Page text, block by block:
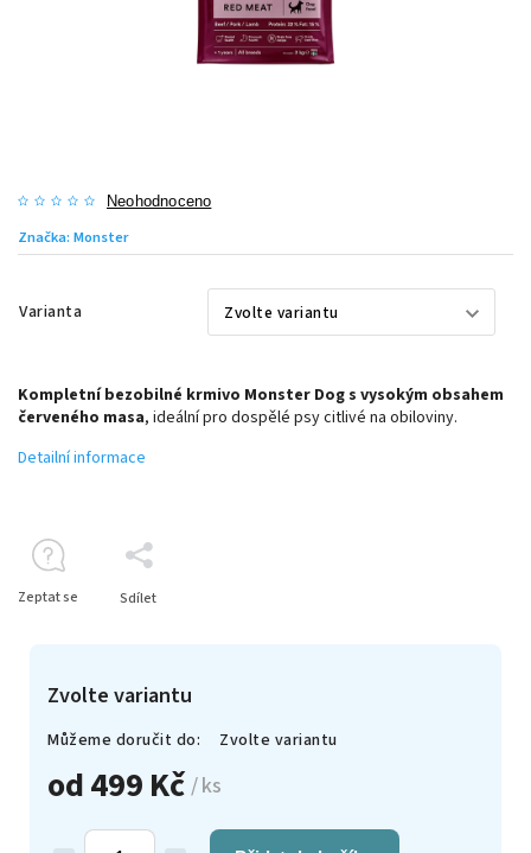
Neohodnoceno
Značka: Monster
Varianta
od499 Kč / ks
Zvolte variantu
Můžeme doručit do: Zvolte variantu
Kompletní bezobilné krmivo Monster Dog s vysokým obsahem
červeného masa, ideální pro dospělé psy citlivé na obiloviny.
Detailní informace
Zeptat se Sdílet